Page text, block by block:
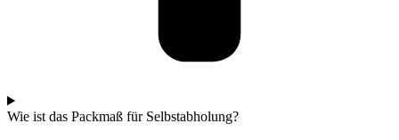
Wie ist das Packmaß für Selbstabholung?